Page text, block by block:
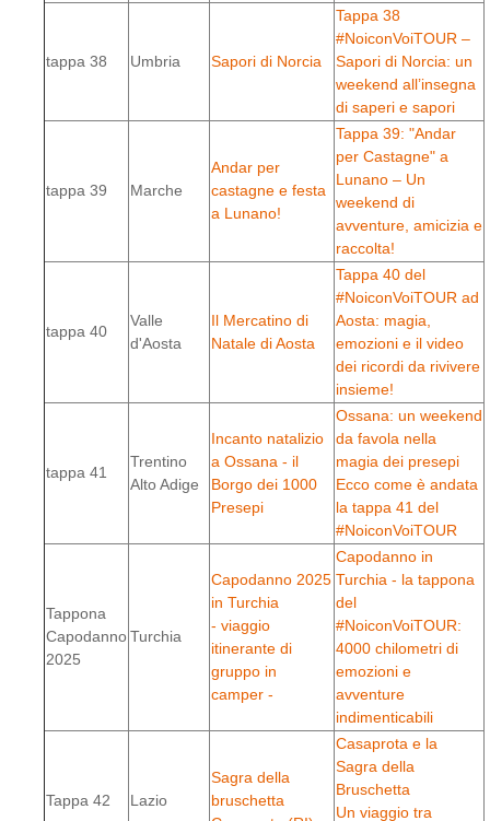
tappa 38 Umbria Sapori di Norcia
Tappa 38
#NoiconVoiTOUR –
Sapori di Norcia: un
weekend all’insegna
di saperi e sapori
tappa 39 Marche
Andar per
castagne e festa
a Lunano!
Tappa 39: "Andar
per Castagne" a
Lunano – Un
weekend di
avventure, amicizia e
raccolta!
tappa 40
Valle
d'Aosta
Il Mercatino di
Natale di Aosta
Tappa 40 del
#NoiconVoiTOUR ad
Aosta: magia,
emozioni e il video
dei ricordi da rivivere
insieme!
tappa 41
Trentino
Alto Adige
Incanto natalizio
a Ossana - il
Borgo dei 1000
Presepi
Ossana: un weekend
da favola nella
magia dei presepi
Ecco come è andata
la tappa 41 del
#NoiconVoiTOUR
Tappona
Capodanno
2025
Turchia
Capodanno 2025
in Turchia
- viaggio
itinerante di
gruppo in
camper -
Capodanno in
Turchia - la tappona
del
#NoiconVoiTOUR:
4000 chilometri di
emozioni e
avventure
indimenticabili
Tappa 42 Lazio
Sagra della
bruschetta
Casaprota e la
Sagra della
Bruschetta
Un viaggio tra